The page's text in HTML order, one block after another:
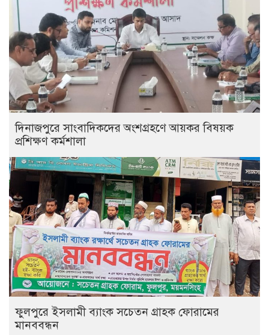
দিনাজপুরে সাংবাদিকদের অংশগ্রহণে আয়কর বিষয়ক
প্রশিক্ষণ কর্মশালা
ফুলপুরে ইসলামী ব্যাংক সচেতন গ্রাহক ফোরামের
মানববন্ধন